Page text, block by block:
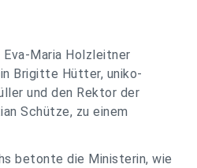
Maria Holzleitner
Brigitte Hütter, uniko-
und den Rektor der
Schütze, zu einem
betonte die Ministerin, wie